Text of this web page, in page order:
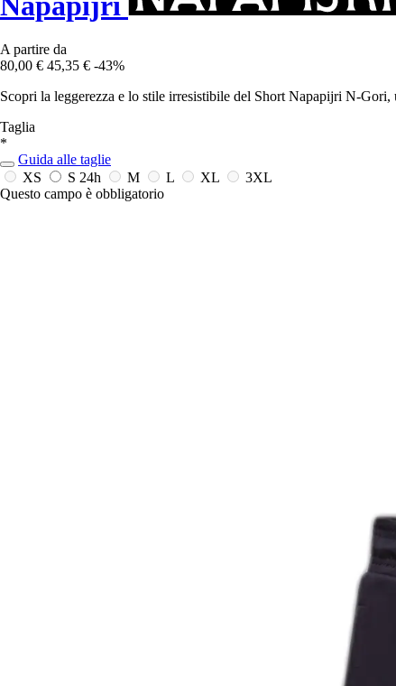
A partire da
80,00 € 45,35 € -43%
Scopri la leggerezza e lo stile irresistibile del Short Napapijri N-
Taglia
*
Guida alle taglie
XS
S 24h M L XL
3XL
Questo campo è obbligatorio